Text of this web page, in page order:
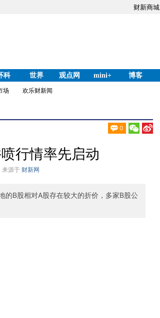
财新商城
科 世界 观点网 mini+ 博客
场 欢乐财新闻
0
行情率先启动
来源于 财新网
的B股相对A股存在较大的折价，多家B股公